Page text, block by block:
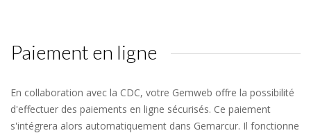
Paiement en ligne
En collaboration avec la CDC, votre Gemweb offre la possibilité
d'effectuer des paiements en ligne sécurisés. Ce paiement
s'intégrera alors automatiquement dans Gemarcur. Il fonctionne